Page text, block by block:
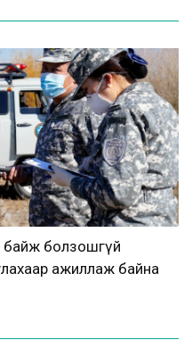
байж болзошгүй
ажиллаж байна